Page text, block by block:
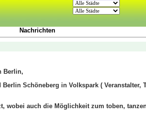
Nachrichten
Berlin,
Schöneberg in Volkspark ( Veranstalter,
wobei auch die Möglichkeit zum toben,